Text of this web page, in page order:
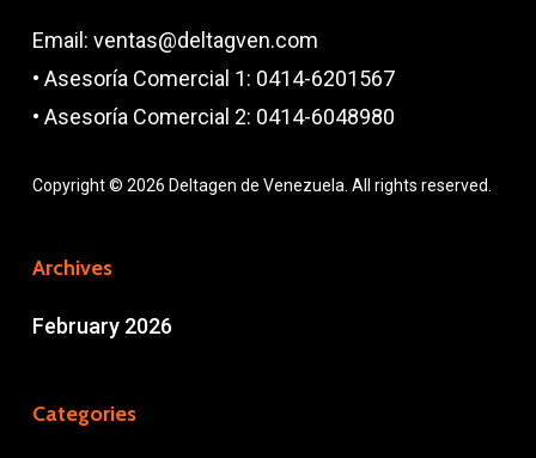
Email: ventas@deltagven.com
• Asesoría Comercial 1: 0414-6201567
• Asesoría Comercial 2: 0414-6048980
Copyright © 2026 Deltagen de Venezuela. All rights reserved.
Archives
February 2026
Categories